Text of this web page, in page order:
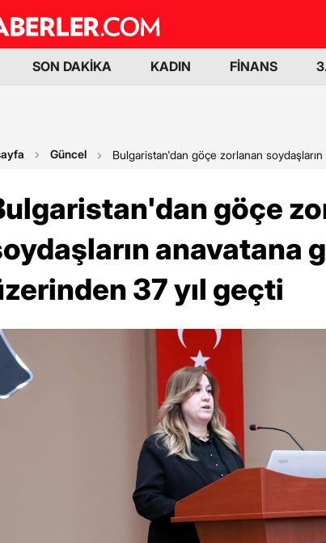
SON DAKİKA KADIN FİNANS
Güncel Bulgaristan'dan göçe zorlanan
göçe
anavatana
37 yıl geçti